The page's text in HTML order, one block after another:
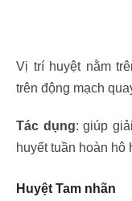
Vị trí huyệt nằm
trên động mạch
Tác dụng: giúp
huyết tuần hoàn hô
Huyệt Tam nhãn